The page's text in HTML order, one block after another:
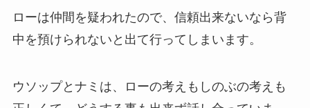
ローは仲間を疑われたので、信頼出来ないなら背
中を預けられないと出て行ってしまいます。
ウソップとナミは、ローの考えもしのぶの考えも